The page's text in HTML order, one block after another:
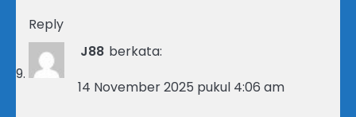
Reply
J88 berkata:
14 November 2025 pukul 4:06 am